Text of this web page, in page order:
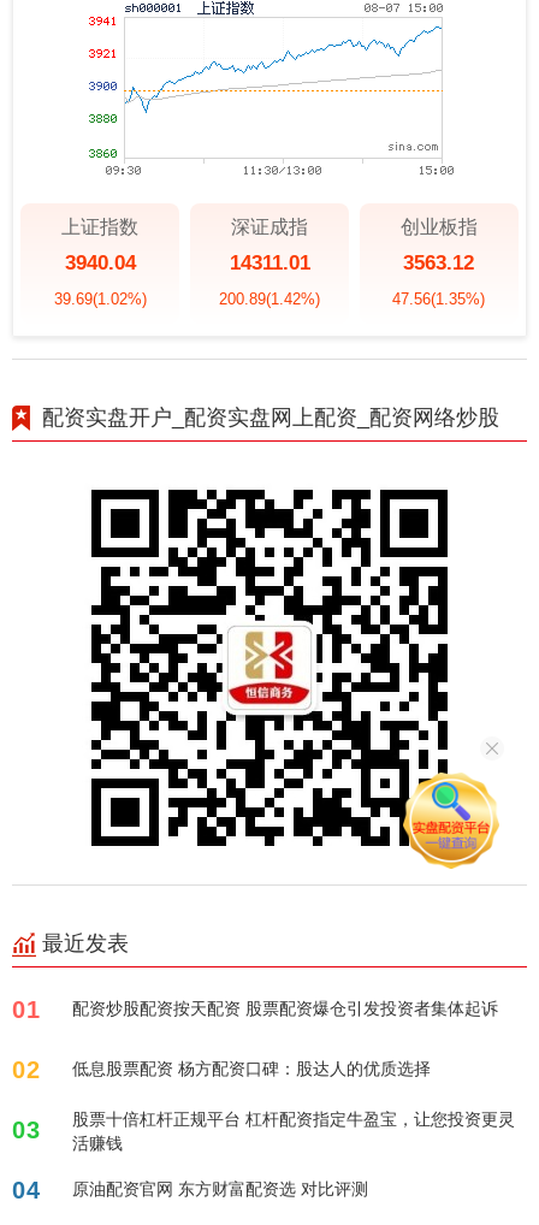
上证指数
3940.04
39.69(1.02%)
深证成指
14311.01
200.89(1.42%)
创业板指
3563.12
47.56(1.35%)
配资实盘开户_配资实盘网上配资_配资网络炒股
最近发表
01 配资炒股配资按天配资 股票配资爆仓引发投资者集体起诉
02 低息股票配资 杨方配资口碑：股达人的优质选择
03
股票十倍杠杆正规平台 杠杆配资指定牛盈宝，让您投资更灵
活赚钱
04 原油配资官网 东方财富配资选 对比评测